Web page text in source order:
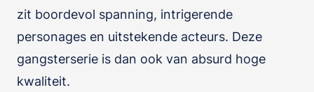
zit boordevol spanning, intrigerende
personages en uitstekende acteurs. Deze
gangsterserie is dan ook van absurd hoge
kwaliteit.